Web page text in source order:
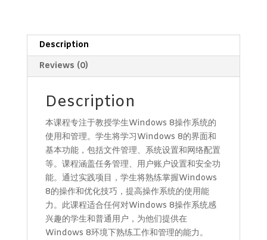
System
(Windows
Description
Reviews (0)
Description
本课程专注于教授学生Windows 8操作系统的
使用和管理。学生将学习Windows 8的界面和
基本功能，包括文件管理、系统设置和网络配置
等。课程涵盖任务管理、用户账户设置和安全功
能。通过实践项目，学生将熟练掌握Windows
8的操作和优化技巧，提高操作系统的使用能
力。此课程适合任何对Windows 8操作系统感
兴趣的学生和普通用户，为他们提供在
Windows 8环境下熟练工作和管理的能力。